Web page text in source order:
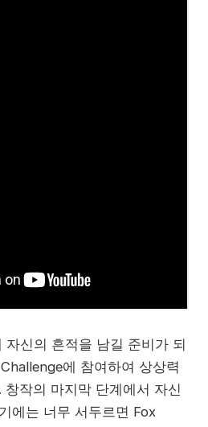
신의 흔적을 남길 준비가 되
에 참여하여 상상력
작의 마지막 단계에서 자신
에는 너무 서두르면 Fox